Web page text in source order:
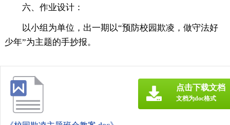
六、作业设计：
以小组为单位，出一期以“预防校园欺凌，做守法好
少年”为主题的手抄报。
点击下载文档
文档为doc格式